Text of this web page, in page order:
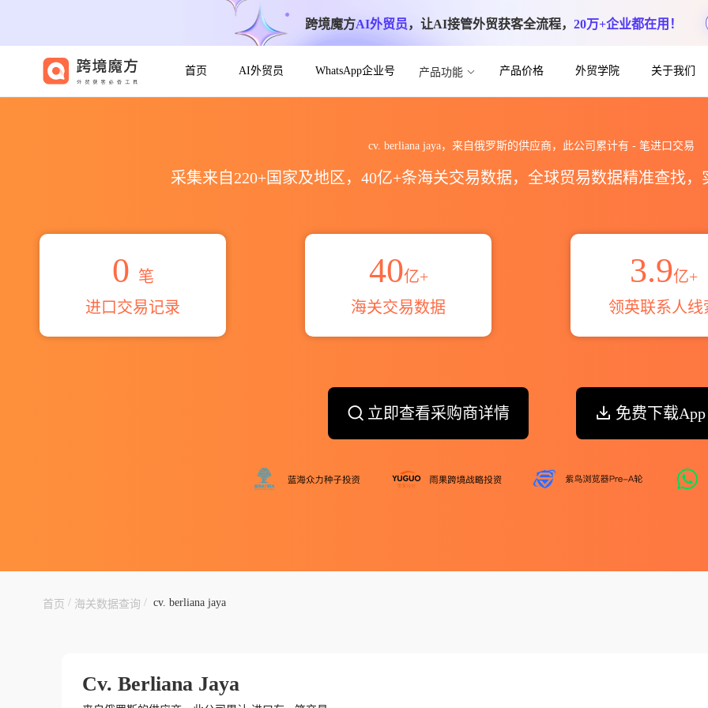
跨境魔方AI外贸员，让AI接管外贸获客全流程， 20万+企业都在用！
首页 AI外贸员 WhatsApp企业号 产品功能 产品价格 外贸学院 关于我们
cv. berliana jaya，来自俄罗斯的供应商，此公司累计有 -笔进口交易
采集来自220+国家及地区，40亿+条海关交易数据，全球贸易数据精准查找
0 笔
进口交易记录
40亿+
海关交易数据
3.9亿+
领英联系人线
立即查看采购商详情 免费下载App
首页 / 海关数据查询 / cv. berliana jaya
Cv. Berliana Jaya